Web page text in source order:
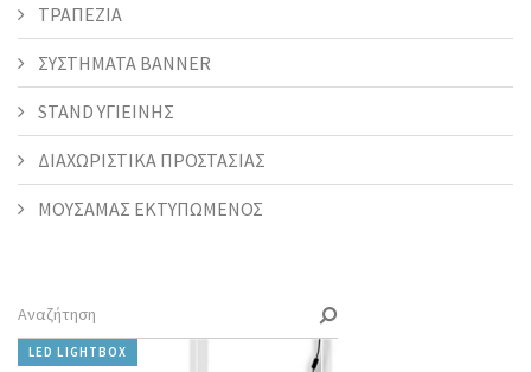
ΤΡΑΠΕΖΙΑ
ΣΥΣΤΗΜΑΤΑ BANNER
STAND ΥΓΙΕΙΝΗΣ
ΔΙΑΧΩΡΙΣΤΙΚΑ ΠΡΟΣΤΑΣΙΑΣ
ΜΟΥΣΑΜΑΣ ΕΚΤΥΠΩΜΕΝΟΣ
LED LIGHTBOX